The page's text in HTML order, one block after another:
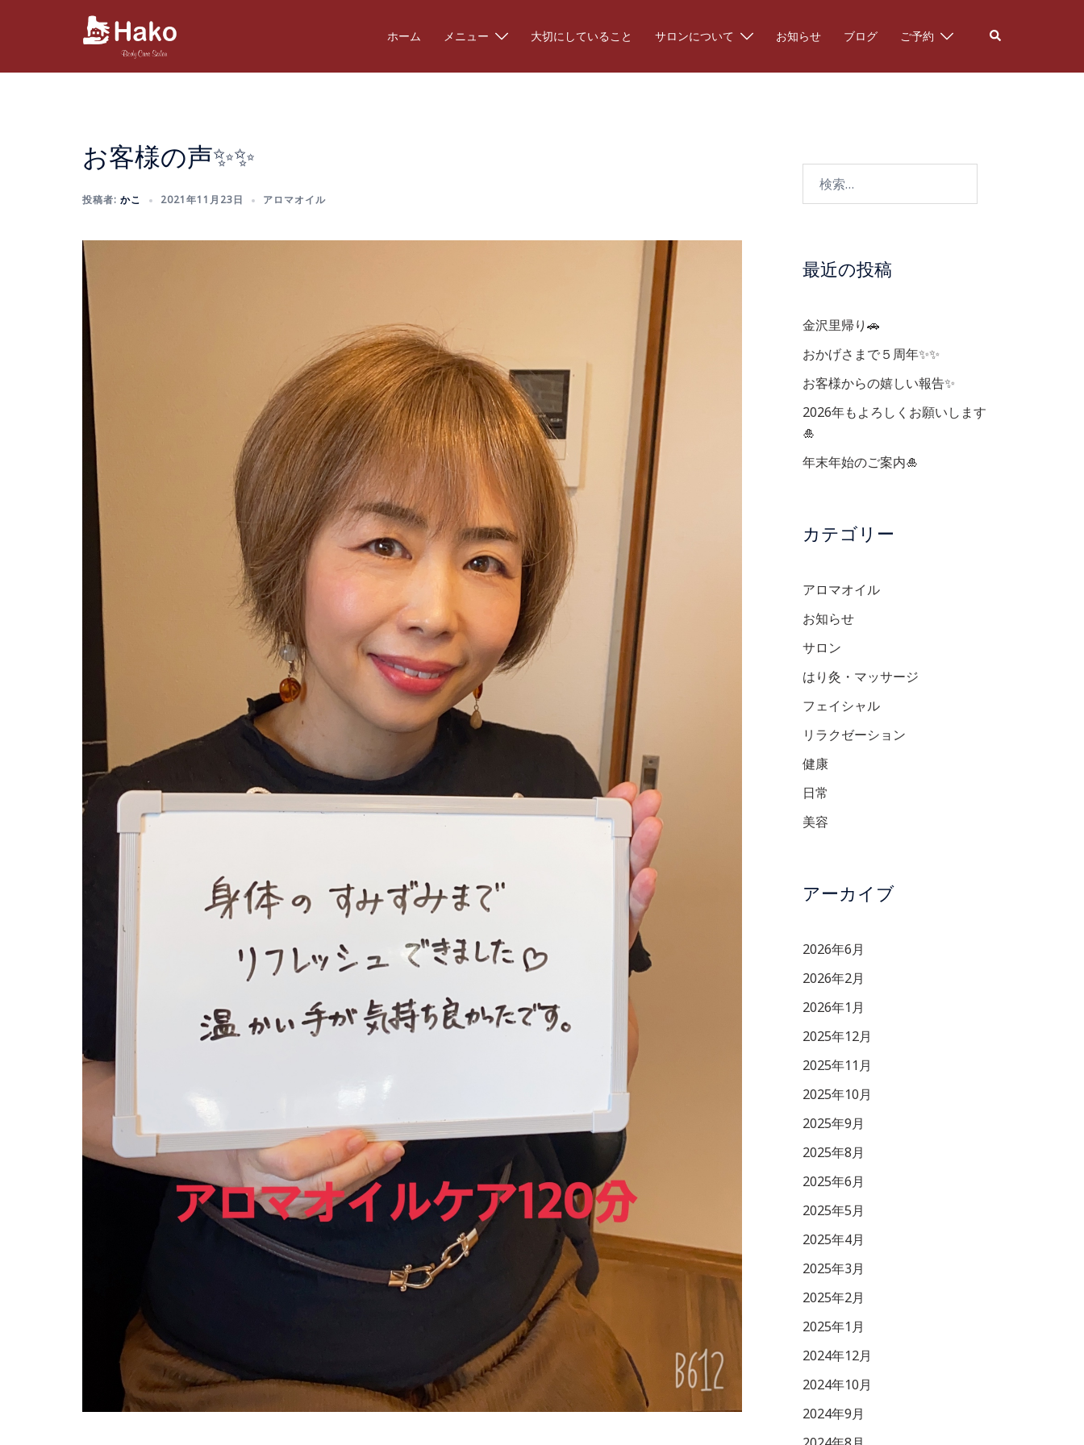
ン
ホーム メニュー 大切にしていること サロンについて お知らせ ブログ ご予約 検
索
お客様の声✨✨
投稿者: かこ 2021年11月23日 アロマオイル
最近の投稿
金沢里帰り🚗
おかげさまで５周年✨✨
お客様からの嬉しい報告✨
2026年もよろしくお願いします
🎍
年末年始のご案内🎍
カテゴリー
アロマオイル
お知らせ
サロン
はり灸・マッサージ
フェイシャル
リラクゼーション
健康
日常
美容
アーカイブ
2026年6月
2026年2月
2026年1月
2025年12月
2025年11月
2025年10月
2025年9月
2025年8月
2025年6月
2025年5月
2025年4月
2025年3月
2025年2月
2025年1月
2024年12月
2024年10月
2024年9月